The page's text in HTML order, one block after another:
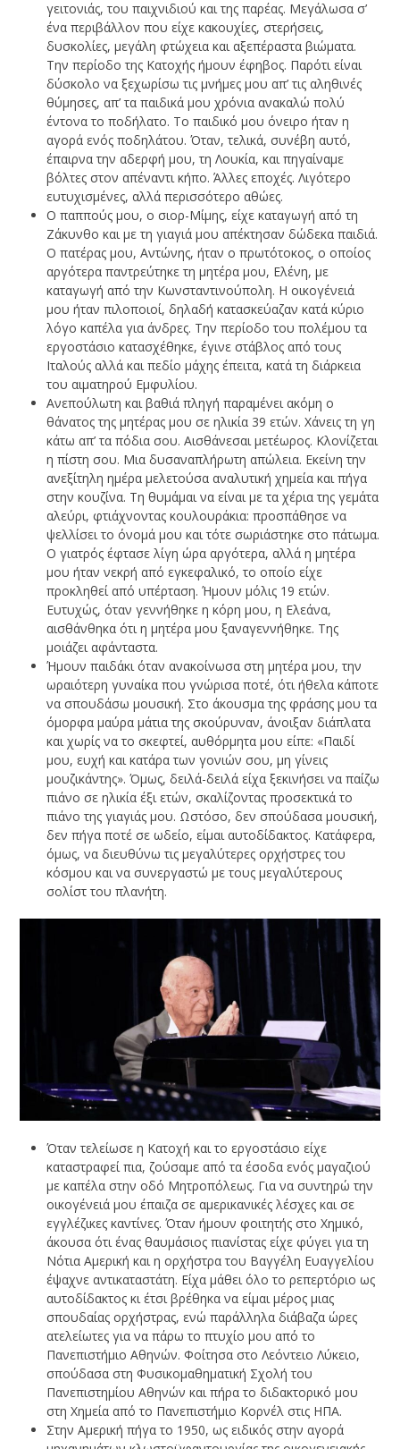
γειτονιάς, του παιχνιδιού και της παρέας. Μεγάλωσα σ’
ένα περιβάλλον που είχε κακουχίες, στερήσεις,
δυσκολίες, μεγάλη φτώχεια και αξεπέραστα βιώματα.
Την περίοδο της Κατοχής ήμουν έφηβος. Παρότι είναι
δύσκολο να ξεχωρίσω τις μνήμες μου απ’ τις αληθινές
θύμησες, απ’ τα παιδικά μου χρόνια ανακαλώ πολύ
έντονα το ποδήλατο. Το παιδικό μου όνειρο ήταν η
αγορά ενός ποδηλάτου. Όταν, τελικά, συνέβη αυτό,
έπαιρνα την αδερφή μου, τη Λουκία, και πηγαίναμε
βόλτες στον απέναντι κήπο. Άλλες εποχές. Λιγότερο
ευτυχισμένες, αλλά περισσότερο αθώες.
Ο παππούς μου, ο σιορ-Μίμης, είχε καταγωγή από τη
Ζάκυνθο και με τη γιαγιά μου απέκτησαν δώδεκα παιδιά.
Ο πατέρας μου, Αντώνης, ήταν ο πρωτότοκος, ο οποίος
αργότερα παντρεύτηκε τη μητέρα μου, Ελένη, με
καταγωγή από την Κωνσταντινούπολη. Η οικογένειά
μου ήταν πιλοποιοί, δηλαδή κατασκεύαζαν κατά κύριο
λόγο καπέλα για άνδρες. Την περίοδο του πολέμου τα
εργοστάσιο κατασχέθηκε, έγινε στάβλος από τους
Ιταλούς αλλά και πεδίο μάχης έπειτα, κατά τη διάρκεια
του αιματηρού Εμφυλίου.
Ανεπούλωτη και βαθιά πληγή παραμένει ακόμη ο
θάνατος της μητέρας μου σε ηλικία 39 ετών. Χάνεις τη γη
κάτω απ’ τα πόδια σου. Αισθάνεσαι μετέωρος. Κλονίζεται
η πίστη σου. Μια δυσαναπλήρωτη απώλεια. Εκείνη την
ανεξίτηλη ημέρα μελετούσα αναλυτική χημεία και πήγα
στην κουζίνα. Τη θυμάμαι να είναι με τα χέρια της γεμάτα
αλεύρι, φτιάχνοντας κουλουράκια: προσπάθησε να
ψελλίσει το όνομά μου και τότε σωριάστηκε στο πάτωμα.
Ο γιατρός έφτασε λίγη ώρα αργότερα, αλλά η μητέρα
μου ήταν νεκρή από εγκεφαλικό, το οποίο είχε
προκληθεί από υπέρταση. Ήμουν μόλις 19 ετών.
Ευτυχώς, όταν γεννήθηκε η κόρη μου, η Ελεάνα,
αισθάνθηκα ότι η μητέρα μου ξαναγεννήθηκε. Της
μοιάζει αφάνταστα.
Ήμουν παιδάκι όταν ανακοίνωσα στη μητέρα μου, την
ωραιότερη γυναίκα που γνώρισα ποτέ, ότι ήθελα κάποτε
να σπουδάσω μουσική. Στο άκουσμα της φράσης μου τα
όμορφα μαύρα μάτια της σκούρυναν, άνοιξαν διάπλατα
και χωρίς να το σκεφτεί, αυθόρμητα μου είπε: «Παιδί
μου, ευχή και κατάρα των γονιών σου, μη γίνεις
μουζικάντης». Όμως, δειλά-δειλά είχα ξεκινήσει να παίζω
πιάνο σε ηλικία έξι ετών, σκαλίζοντας προσεκτικά το
πιάνο της γιαγιάς μου. Ωστόσο, δεν σπούδασα μουσική,
δεν πήγα ποτέ σε ωδείο, είμαι αυτοδίδακτος. Κατάφερα,
όμως, να διευθύνω τις μεγαλύτερες ορχήστρες του
κόσμου και να συνεργαστώ με τους μεγαλύτερους
σολίστ του πλανήτη.
Όταν τελείωσε η Κατοχή και το εργοστάσιο είχε
καταστραφεί πια, ζούσαμε από τα έσοδα ενός μαγαζιού
με καπέλα στην οδό Μητροπόλεως. Για να συντηρώ την
οικογένειά μου έπαιζα σε αμερικανικές λέσχες και σε
εγγλέζικες καντίνες. Όταν ήμουν φοιτητής στο Χημικό,
άκουσα ότι ένας θαυμάσιος πιανίστας είχε φύγει για τη
Νότια Αμερική και η ορχήστρα του Βαγγέλη Ευαγγελίου
έψαχνε αντικαταστάτη. Είχα μάθει όλο το ρεπερτόριο ως
αυτοδίδακτος κι έτσι βρέθηκα να είμαι μέρος μιας
σπουδαίας ορχήστρας, ενώ παράλληλα διάβαζα ώρες
ατελείωτες για να πάρω το πτυχίο μου από το
Πανεπιστήμιο Αθηνών. Φοίτησα στο Λεόντειο Λύκειο,
σπούδασα στη Φυσικομαθηματική Σχολή του
Πανεπιστημίου Αθηνών και πήρα το διδακτορικό μου
στη Χημεία από το Πανεπιστήμιο Κορνέλ στις ΗΠΑ.
Στην Αμερική πήγα το 1950, ως ειδικός στην αγορά